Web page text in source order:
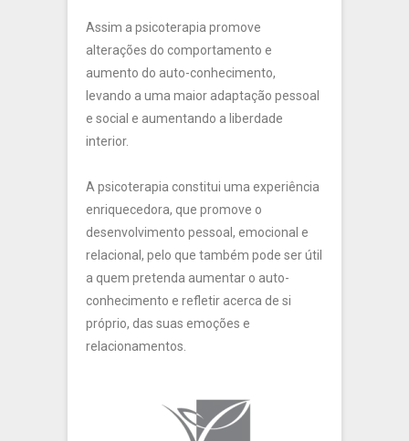
Assim a psicoterapia promove
alterações do comportamento e
aumento do auto-conhecimento,
levando a uma maior adaptação pessoal
e social e aumentando a liberdade
interior.
A psicoterapia constitui uma experiência
enriquecedora, que promove o
desenvolvimento pessoal, emocional e
relacional, pelo que também pode ser útil
a quem pretenda aumentar o auto-
conhecimento e refletir acerca de si
próprio, das suas emoções e
relacionamentos.